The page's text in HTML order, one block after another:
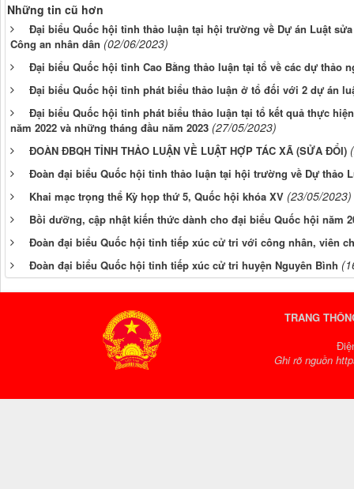
Những tin cũ hơn
Đại biểu Quốc hội tỉnh thảo luận tại hội trường về Dự án Luật
Công an nhân dân (02/06/2023)
Đại biểu Quốc hội tỉnh Cao Bằng thảo luận tại tổ về các dự thảo
Đại biểu Quốc hội tỉnh phát biểu thảo luận ở tổ đối với 2 dự án
Đại biểu Quốc hội tỉnh phát biểu thảo luận tại tổ kết quả thực
năm 2022 và những tháng đầu năm 2023 (27/05/2023)
ĐOÀN ĐBQH TỈNH THẢO LUẬN VỀ LUẬT HỢP TÁC XÃ (SỬA ĐỔI)
Đoàn đại biểu Quốc hội tỉnh thảo luận tại hội trường về Dự thảo
Khai mạc trọng thể Kỳ họp thứ 5, Quốc hội khóa XV (23/05/2023)
Bồi dưỡng, cập nhật kiến thức dành cho đại biểu Quốc hội năm
Đoàn đại biểu Quốc hội tỉnh tiếp xúc cử tri với công nhân, viên
Đoàn đại biểu Quốc hội tỉnh tiếp xúc cử tri huyện Nguyên Bình
TRANG
Ghi rõ nguồn